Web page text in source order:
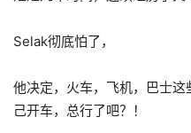
Selak彻底怕了，
他决定，火车，飞机，巴士
己开车，总行了吧？！